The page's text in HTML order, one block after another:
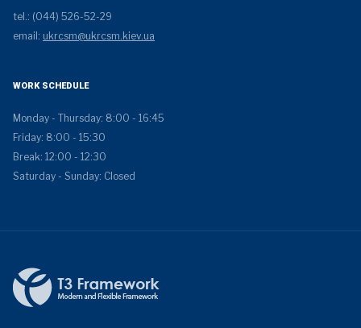
tel.: (044) 526-52-29
email: ukrcsm@ukrcsm.kiev.ua
WORK SCHEDULE
Monday - Thursday: 8:00 - 16:45
Friday: 8:00 - 15:30
Break: 12:00 - 12:30
Saturday - Sunday: Closed